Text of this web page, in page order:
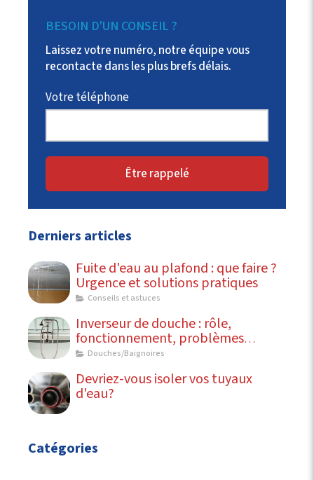
BESOIN D'UN CONSEIL ?
Laissez votre numéro, notre équipe vous
recontacte dans les plus brefs délais.
Votre téléphone
Être rappelé
Derniers articles
Fuite d'eau au plafond : que faire ?
Urgence et solutions pratiques
Conseils et astuces
Inverseur de douche : rôle,
fonctionnement, problèmes
courants
Douches/Baignoires
Devriez-vous isoler vos tuyaux
d'eau?
Catégories